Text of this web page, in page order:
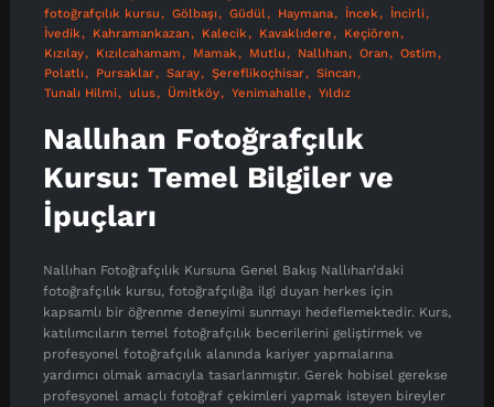
fotoğrafçılık kursu
Gölbaşı Güdül Haymana İncek
İncirli
İvedik
Kahramankazan Kalecik Kavaklıdere
Keçiören
Kızılay
Kızılcahamam Mamak Mutlu Nallıhan Oran
Ostim
Polatlı
Pursaklar Saray Şereflikoçhisar
Sincan
Tunalı Hilmi
ulus Ümitköy Yenimahalle Yıldız
Nallıhan Fotoğrafçılık
Kursu: Temel Bilgiler ve
İpuçları
Nallıhan Fotoğrafçılık Kursuna Genel Bakış Nallıhan’daki
fotoğrafçılık kursu, fotoğrafçılığa ilgi duyan herkes için
kapsamlı bir öğrenme deneyimi sunmayı hedeflemektedir. Kurs,
katılımcıların temel fotoğrafçılık becerilerini geliştirmek ve
profesyonel fotoğrafçılık alanında kariyer yapmalarına
yardımcı olmak amacıyla tasarlanmıştır. Gerek hobisel gerekse
profesyonel amaçlı fotoğraf çekimleri yapmak isteyen bireyler